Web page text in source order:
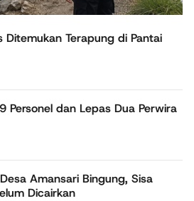
Terapung di Pantai
Personel dan Lepas Dua Perwira
Amansari Bingung, Sisa
Dicairkan